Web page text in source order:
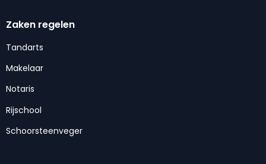
Zaken regelen
Tandarts
Makelaar
Notaris
Rijschool
Schoorsteenveger